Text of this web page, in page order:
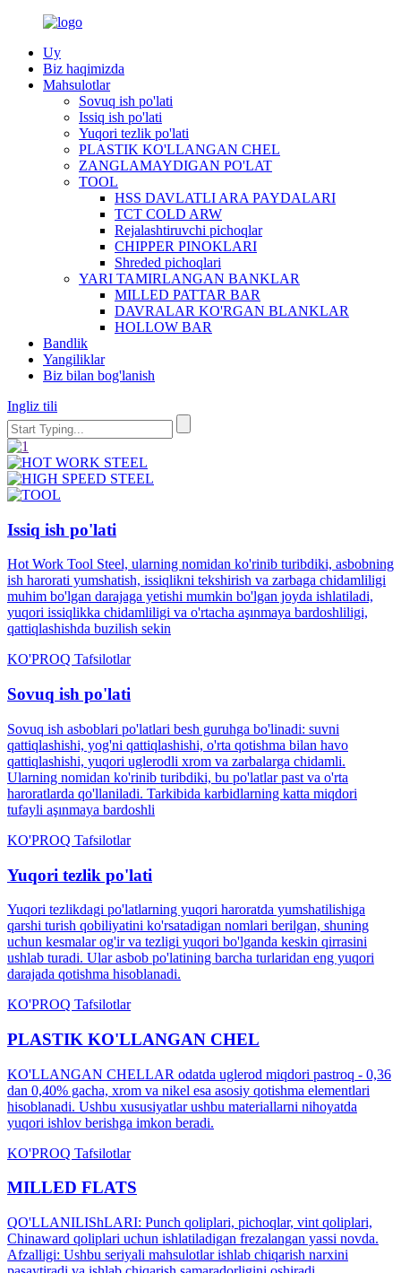
Uy
Biz haqimizda
Mahsulotlar
Sovuq ish po'lati
Issiq ish po'lati
Yuqori tezlik po'lati
PLASTIK KO'LLANGAN CHEL
ZANGLAMAYDIGAN PO'LAT
TOOL
HSS DAVLATLI ARA PAYDALARI
TCT COLD ARW
Rejalashtiruvchi pichoqlar
CHIPPER PINOKLARI
Shreded pichoqlari
YARI TAMIRLANGAN BANKLAR
MILLED PATTAR BAR
DAVRALAR KO'RGAN BLANKLAR
HOLLOW BAR
Bandlik
Yangiliklar
Biz bilan bog'lanish
Ingliz tili
Issiq ish po'lati
Hot Work Tool Steel, ularning nomidan ko'rinib turibdiki, asbobning
ish harorati yumshatish, issiqlikni tekshirish va zarbaga chidamliligi
muhim bo'lgan darajaga yetishi mumkin bo'lgan joyda ishlatiladi,
yuqori issiqlikka chidamliligi va o'rtacha aşınmaya bardoshliligi,
qattiqlashishda buzilish sekin
KO'PROQ Tafsilotlar
Sovuq ish po'lati
Sovuq ish asboblari po'latlari besh guruhga bo'linadi: suvni
qattiqlashishi, yog'ni qattiqlashishi, o'rta qotishma bilan havo
qattiqlashishi, yuqori uglerodli xrom va zarbalarga chidamli.
Ularning nomidan ko'rinib turibdiki, bu po'latlar past va o'rta
haroratlarda qo'llaniladi. Tarkibida karbidlarning katta miqdori
tufayli aşınmaya bardoshli
KO'PROQ Tafsilotlar
Yuqori tezlik po'lati
Yuqori tezlikdagi po'latlarning yuqori haroratda yumshatilishiga
qarshi turish qobiliyatini ko'rsatadigan nomlari berilgan, shuning
uchun kesmalar og'ir va tezligi yuqori bo'lganda keskin qirrasini
ushlab turadi. Ular asbob po'latining barcha turlaridan eng yuqori
darajada qotishma hisoblanadi.
KO'PROQ Tafsilotlar
PLASTIK KO'LLANGAN CHEL
KO'LLANGAN CHELLAR odatda uglerod miqdori pastroq - 0,36
dan 0,40% gacha, xrom va nikel esa asosiy qotishma elementlari
hisoblanadi. Ushbu xususiyatlar ushbu materiallarni nihoyatda
yuqori ishlov berishga imkon beradi.
KO'PROQ Tafsilotlar
MILLED FLATS
QO'LLANILIShLARI: Punch qoliplari, pichoqlar, vint qoliplari,
Chinaward qoliplari uchun ishlatiladigan frezalangan yassi novda.
Afzalligi: Ushbu seriyali mahsulotlar ishlab chiqarish narxini